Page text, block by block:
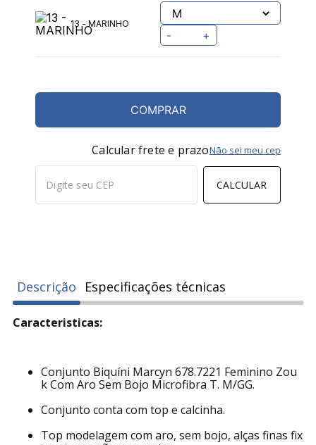
13 - MARINHO
- +
COMPRAR
Calcular frete e prazo
CALCULAR
Não sei meu cep
Descrição Especificações técnicas
Caracteristicas:
Conjunto Biquíni Marcyn 678.7221 Feminino Zou
k Com Aro Sem Bojo Microfibra T. M/GG.
Conjunto conta com top e calcinha.
Top modelagem com aro, sem bojo, alças finas fix